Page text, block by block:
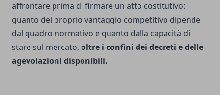
affrontare prima di firmare un atto costitutivo:
quanto del proprio vantaggio competitivo dipende
dal quadro normativo e quanto dalla capacità di
stare sul mercato, oltre i confini dei decreti e delle
agevolazioni disponibili.